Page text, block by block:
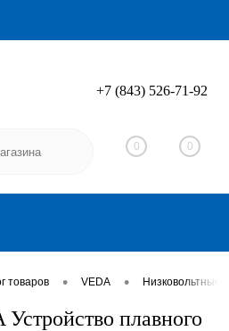
Вход Регистрация
+7 (843) 526-71-92
0 0
товаров • VEDA •
плавного